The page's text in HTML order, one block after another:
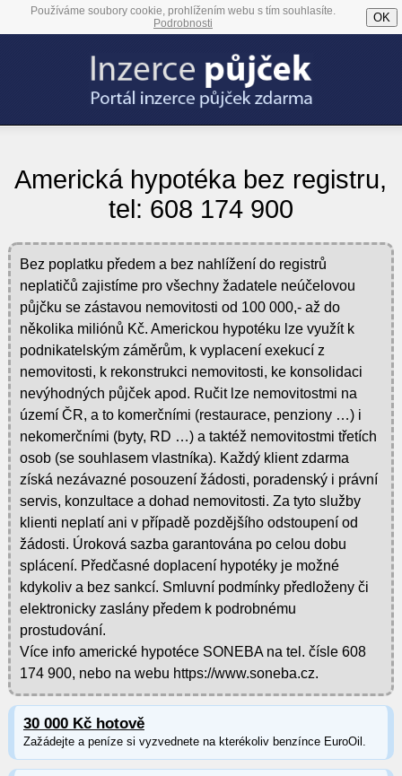
Používáme soubory cookie, prohlížením webu s tím souhlasíte.
Podrobnosti
OK
Americká hypotéka bez registru,
tel: 608 174 900
Bez poplatku předem a bez nahlížení do registrů
neplatičů zajistíme pro všechny žadatele neúčelovou
půjčku se zástavou nemovitosti od 100 000,- až do
několika miliónů Kč. Americkou hypotéku lze využít k
podnikatelským záměrům, k vyplacení exekucí z
nemovitosti, k rekonstrukci nemovitosti, ke konsolidaci
nevýhodných půjček apod. Ručit lze nemovitostmi na
území ČR, a to komerčními (restaurace, penziony …) i
nekomerčními (byty, RD …) a taktéž nemovitostmi třetích
osob (se souhlasem vlastníka). Každý klient zdarma
získá nezávazné posouzení žádosti, poradenský i právní
servis, konzultace a dohad nemovitosti. Za tyto služby
klienti neplatí ani v případě pozdějšího odstoupení od
žádosti. Úroková sazba garantována po celou dobu
splácení. Předčasné doplacení hypotéky je možné
kdykoliv a bez sankcí. Smluvní podmínky předloženy či
elektronicky zaslány předem k podrobnému
prostudování.
Více info americké hypotéce SONEBA na tel. čísle 608
174 900, nebo na webu https://www.soneba.cz.
30 000 Kč hotově
Zažádejte a peníze si vyzvednete na kterékoliv benzínce EuroOil.